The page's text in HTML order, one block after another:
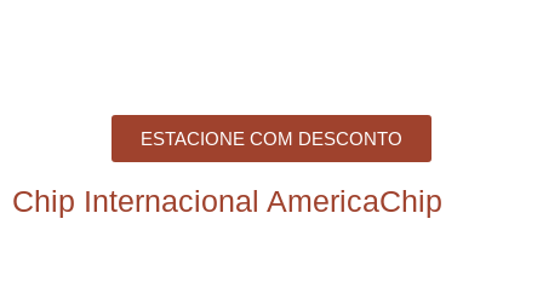
ESTACIONE COM DESCONTO
Chip Internacional AmericaChip